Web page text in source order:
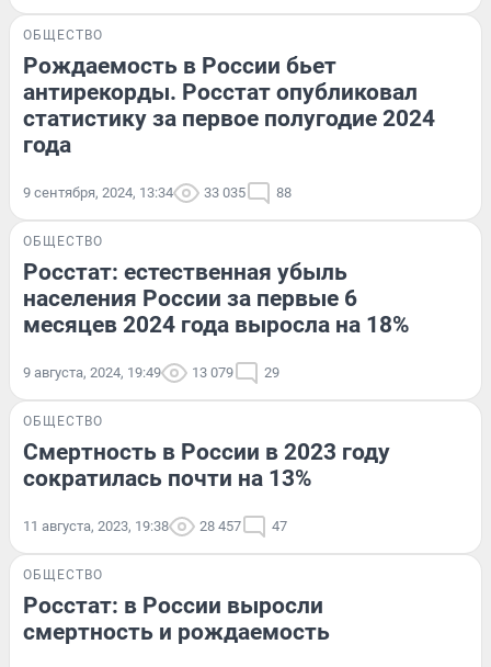
ОБЩЕСТВО
Рождаемость в России бьет
антирекорды. Росстат опубликовал
статистику за первое полугодие 2024
года
9 сентября, 2024, 13:34 33 035 88
ОБЩЕСТВО
Росстат: естественная убыль
населения России за первые 6
месяцев 2024 года выросла на 18%
9 августа, 2024, 19:49 13 079 29
ОБЩЕСТВО
Смертность в России в 2023 году
сократилась почти на 13%
11 августа, 2023, 19:38 28 457 47
ОБЩЕСТВО
Росстат: в России выросли
смертность и рождаемость